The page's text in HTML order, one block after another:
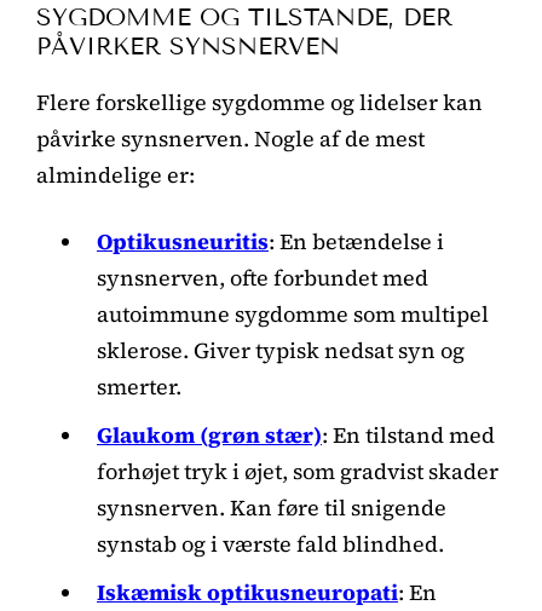
SYGDOMME OG TILSTANDE, DER
PÅVIRKER SYNSNERVEN
Flere forskellige sygdomme og lidelser kan
påvirke synsnerven. Nogle af de mest
almindelige er:
Optikusneuritis: En betændelse i
synsnerven, ofte forbundet med
autoimmune sygdomme som multipel
sklerose. Giver typisk nedsat syn og
smerter.
Glaukom (grøn stær): En tilstand med
forhøjet tryk i øjet, som gradvist skader
synsnerven. Kan føre til snigende
synstab og i værste fald blindhed.
Iskæmisk optikusneuropati: En